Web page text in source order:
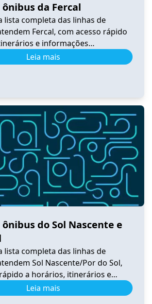
da Fercal
lista completa das linhas de
Fercal, com acesso rápido
e informações
Horário de Ônibus 0.531
Real e Itinerário (2026) Ver
Horário de Ônibus 0.550
Leia mais
do Sol Nascente e
lista completa das linhas de
Sol Nascente/Por do Sol,
a horários, itinerários e
0.020 Horário e
– Santa Maria (Av. Santa
Leia mais